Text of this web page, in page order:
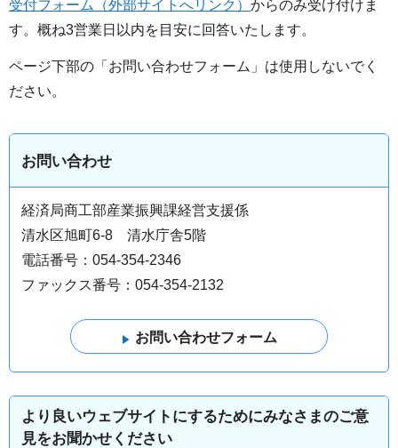
受付フォーム（外部サイトへリンク） からのみ受け付けま
す。概ね3営業日以内を目安に回答いたします。
ページ下部の「お問い合わせフォーム」は使用しないでく
ださい。
お問い合わせ
経済局商工部産業振興課経営支援係
清水区旭町6-8 清水庁舎5階
電話番号：054-354-2346
ファックス番号：054-354-2132
より良いウェブサイトにするためにみなさまのご意
見をお聞かせください